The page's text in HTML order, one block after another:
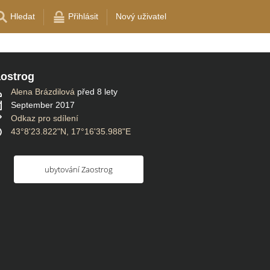
Hledat Přihlásit Nový uživatel
Alena Brázdilová před 8 lety
September 2017
Odkaz pro sdílení
43°8'23.822"N, 17°16'35.988"E
ubytování Zaostrog